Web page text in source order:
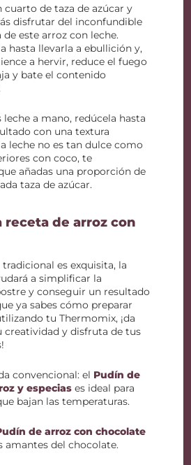
cuarto de taza de azúcar y
disfrutar del inconfundible
este arroz con leche.
hasta llevarla a ebullición y,
a hervir, reduce el fuego
y bate el contenido
leche a mano, redúcela hasta
con una textura
leche no es tan dulce como
con coco, te
añadas una proporción de
taza de azúcar.
receta de arroz con
es exquisita, la
a simplificar la
y conseguir un resultado
ya sabes cómo preparar
tu Thermomix, ¡da
creatividad y disfruta de tus
convencional: el Pudín de
y especias es ideal para
bajan las temperaturas.
de arroz con chocolate
amantes del chocolate.